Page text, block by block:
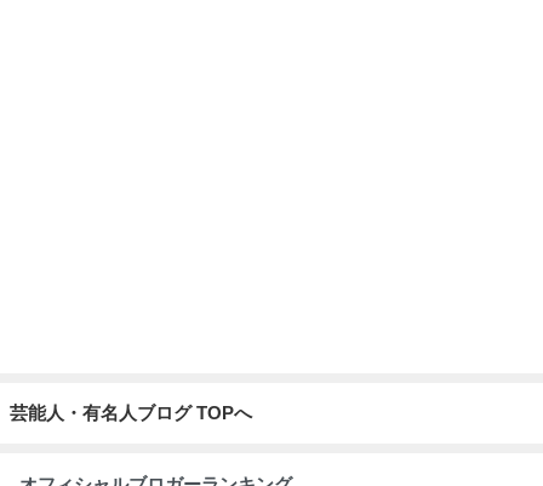
芸能人・有名人ブログ TOPへ